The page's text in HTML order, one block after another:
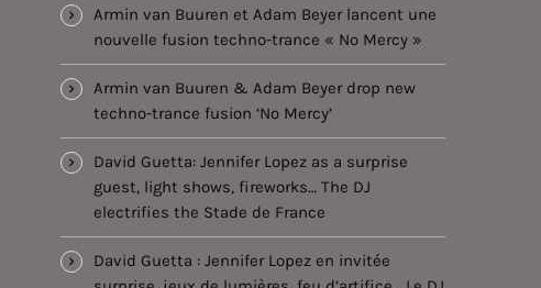
Armin van Buuren et Adam Beyer lancent une
nouvelle fusion techno-trance « No Mercy »
Armin van Buuren & Adam Beyer drop new
techno-trance fusion ‘No Mercy’
David Guetta: Jennifer Lopez as a surprise
guest, light shows, fireworks… The DJ
electrifies the Stade de France
David Guetta : Jennifer Lopez en invitée